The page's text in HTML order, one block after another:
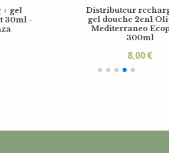
Lait corporel Oliva del
Mediterraneo 30ml
€